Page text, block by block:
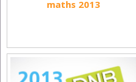
maths 2013